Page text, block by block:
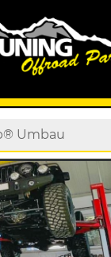
Umbau